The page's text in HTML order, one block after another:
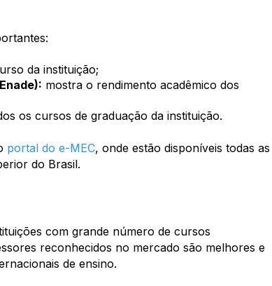
da instituição;
mostra o rendimento acadêmico dos
os cursos de graduação da instituição.
portal do e-MEC, onde estão disponíveis todas as
do Brasil.
com grande número de cursos
reconhecidos no mercado são melhores e
de ensino.